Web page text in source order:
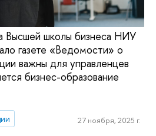
Высшей школы бизнеса НИУ
газете «Ведомости» о
важны для управленцев
бизнес-образование
27 ноября, 2025 г.